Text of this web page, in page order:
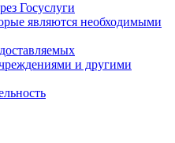
Госуслуги
являются необходимыми
и другими